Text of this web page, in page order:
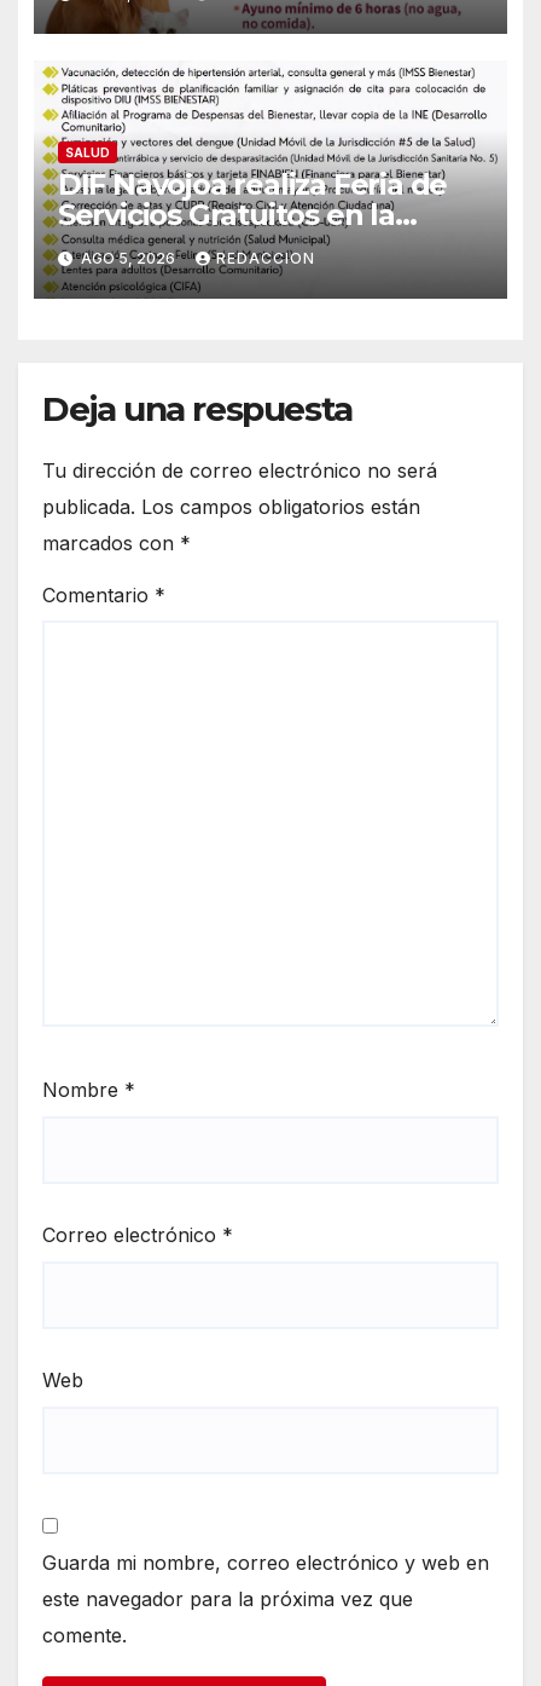
Conoce los requisitos y sede
SALUD
DIF Navojoa realiza Feria de
Servicios Gratuitos en la
colonia Ampliación Beltrones:
Conoce el horario y atención
médica
AGO 5, 2026 REDACCION
Deja una respuesta
Tu dirección de correo electrónico no será
publicada. Los campos obligatorios están
marcados con *
Comentario *
Nombre *
Correo electrónico *
Web
Guarda mi nombre, correo electrónico y web en
este navegador para la próxima vez que
comente.